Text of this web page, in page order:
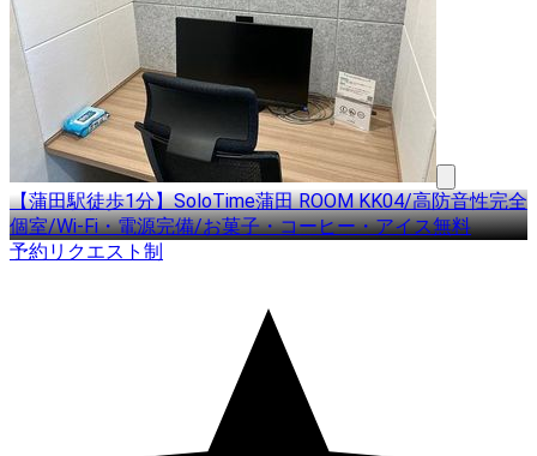
【蒲田駅徒歩1分】SoloTime蒲田 ROOM KK04/高防音性完全
個室/Wi-Fi・電源完備/お菓子・コーヒー・アイス無料
予約リクエスト制